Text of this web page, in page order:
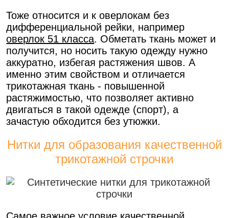
Тоже относится и к оверлокам без
дифференциальной рейки, например
оверлок 51 класса. Обметать ткань может и
получится, но носить такую одежду нужно
аккуратно, избегая растяжения швов. А
именно этим свойством и отличается
трикотажная ткань - повышенной
растяжимостью, что позволяет активно
двигаться в такой одежде (спорт), а
зачастую обходится без утюжки.
Нитки для образования качественной
трикотажной строчки